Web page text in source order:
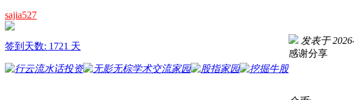
sajia527
签到天数: 1721 天
发表于
感谢分享